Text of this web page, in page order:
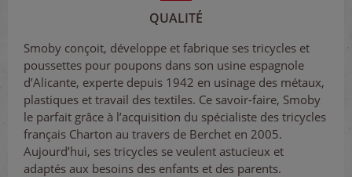
QUALITÉ
Smoby conçoit, développe et fabrique ses tricycles et
poussettes pour poupons dans son usine espagnole
d’Alicante, experte depuis 1942 en usinage des métaux,
plastiques et travail des textiles. Ce savoir-faire, Smoby
le parfait grâce à l’acquisition du spécialiste des tricycles
français Charton au travers de Berchet en 2005.
Aujourd’hui, ses tricycles se veulent astucieux et
adaptés aux besoins des enfants et des parents.